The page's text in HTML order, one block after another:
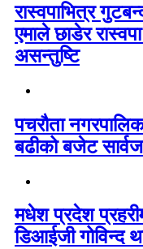
रास्वपाभित्र
एमाले छाडेर
असन्तुष्टि
पचरौता
बढीको बजेट
मधेश प्रदेश
डिआईजी गोविन्द